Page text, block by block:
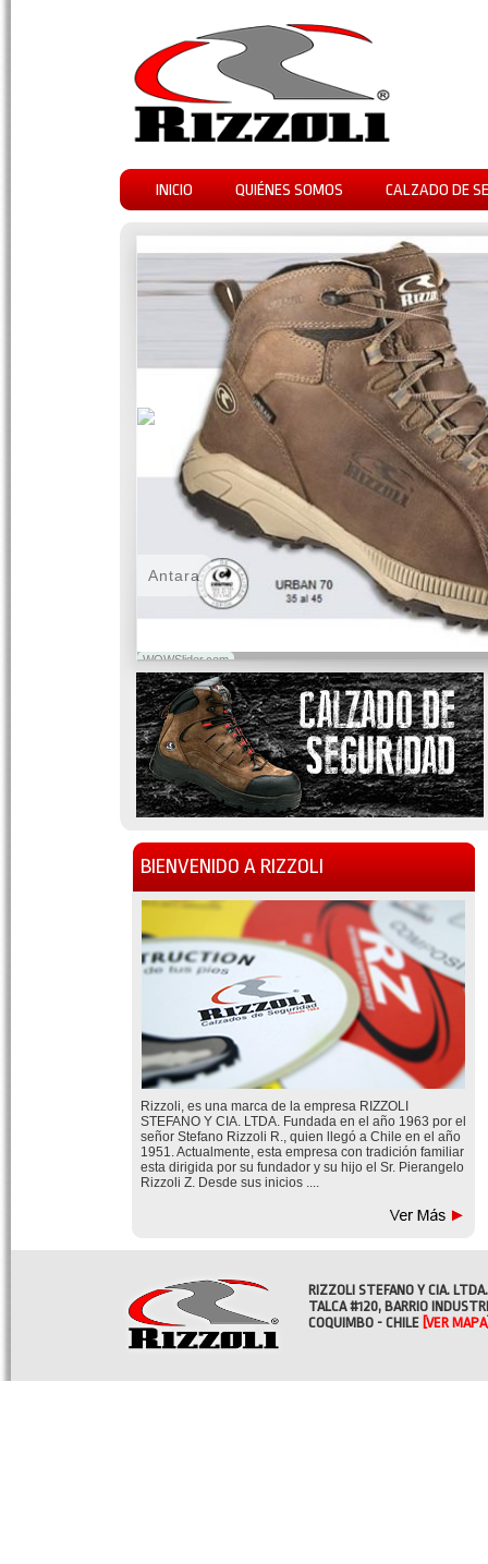
INICIO QUIÉNES SOMOS CALZADO DE
WOWSlider.com
Antara
BIENVENIDO A RIZZOLI
Rizzoli, es una marca de la empresa RIZZOLI
STEFANO Y CIA. LTDA. Fundada en el año 1963 por el
señor Stefano Rizzoli R., quien llegó a Chile en el año
1951. Actualmente, esta empresa con tradición familiar
esta dirigida por su fundador y su hijo el Sr. Pierangelo
Rizzoli Z. Desde sus inicios ....
RIZZOLI STEFANO Y CIA. LTDA.
TALCA #120, BARRIO
COQUIMBO - CHILE [VER